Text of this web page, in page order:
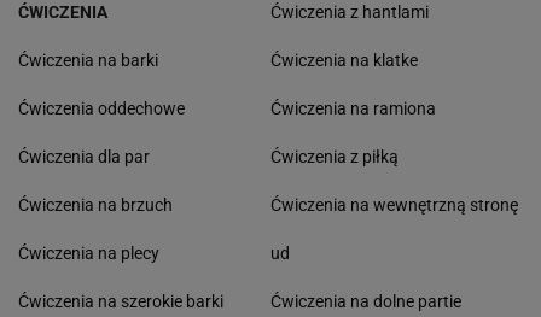
ĆWICZENIA
Ćwiczenia na barki
Ćwiczenia oddechowe
Ćwiczenia dla par
Ćwiczenia na brzuch
Ćwiczenia na plecy
Ćwiczenia na szerokie barki
Ćwiczenia z hantlami
Ćwiczenia na klatke
Ćwiczenia na ramiona
Ćwiczenia z piłką
Ćwiczenia na wewnętrzną stronę
ud
Ćwiczenia na dolne partie